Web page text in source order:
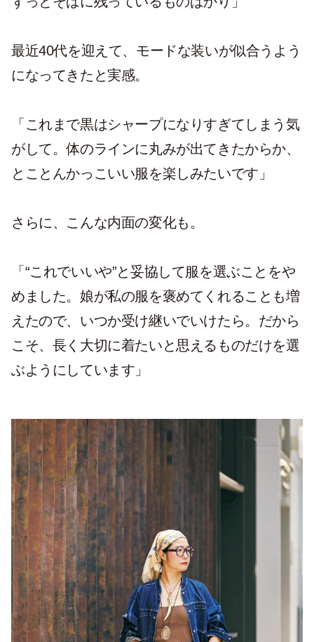
最近40代を迎えて、モードな装いが似合うよう
になってきたと実感。
「これまで黒はシャープになりすぎてしまう気
がして。体のラインに丸みが出てきたからか、
とことんかっこいい服を楽しみたいです」
さらに、こんな内面の変化も。
「 “これでいいや”と妥協して服を選ぶことをや
めました。娘が私の服を褒めてくれることも増
えたので、いつか受け継いでいけたら。だから
こそ、長く大切に着たいと思えるものだけを選
ぶようにしています」